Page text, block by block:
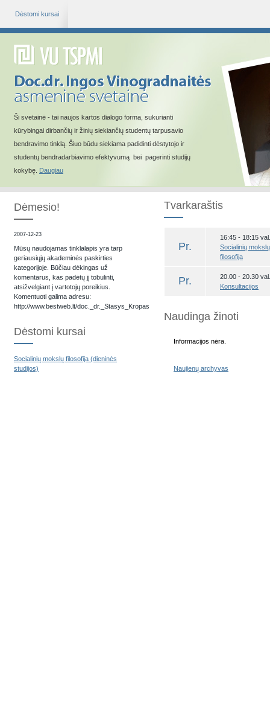
Dėstomi kursai
Ši svetainė - tai naujos kartos dialogo forma, sukurianti
kūrybingai dirbančių ir žinių siekiančių studentų tarpusavio
bendravimo tinklą. Šiuo būdu siekiama padidinti dėstytojo ir
studentų bendradarbiavimo efektyvumą bei pagerinti studijų
kokybę. Daugiau
Tvarkaraštis
Pr.
16:45 - 18:15
Socialinių mokslų
filosofija
Pr.
20.00 - 20.30
Konsultacijos
Naudinga žinoti
Informacijos nėra.
Naujienų archyvas
Dėmesio!
2007-12-23
Mūsų naudojamas tinklalapis yra tarp
geriausiųjų akademinės paskirties
kategorijoje. Būčiau dėkingas už
komentarus, kas padėtų jį tobulinti,
atsižvelgiant į vartotojų poreikius.
Komentuoti galima adresu:
http://www.bestweb.lt/doc._dr._Stasys_Kropas
Dėstomi kursai
Socialinių mokslų filosofija (dieninės
studijos)